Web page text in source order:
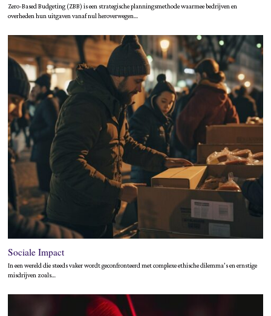
Zero-Based Budgeting (ZBB) is een strategische planningsmethode waarmee bedrijven en
overheden hun uitgaven vanaf nul heroverwegen…
Sociale Impact
In een wereld die steeds vaker wordt geconfronteerd met complexe ethische dilemma’s en ernstige
misdrijven zoals…